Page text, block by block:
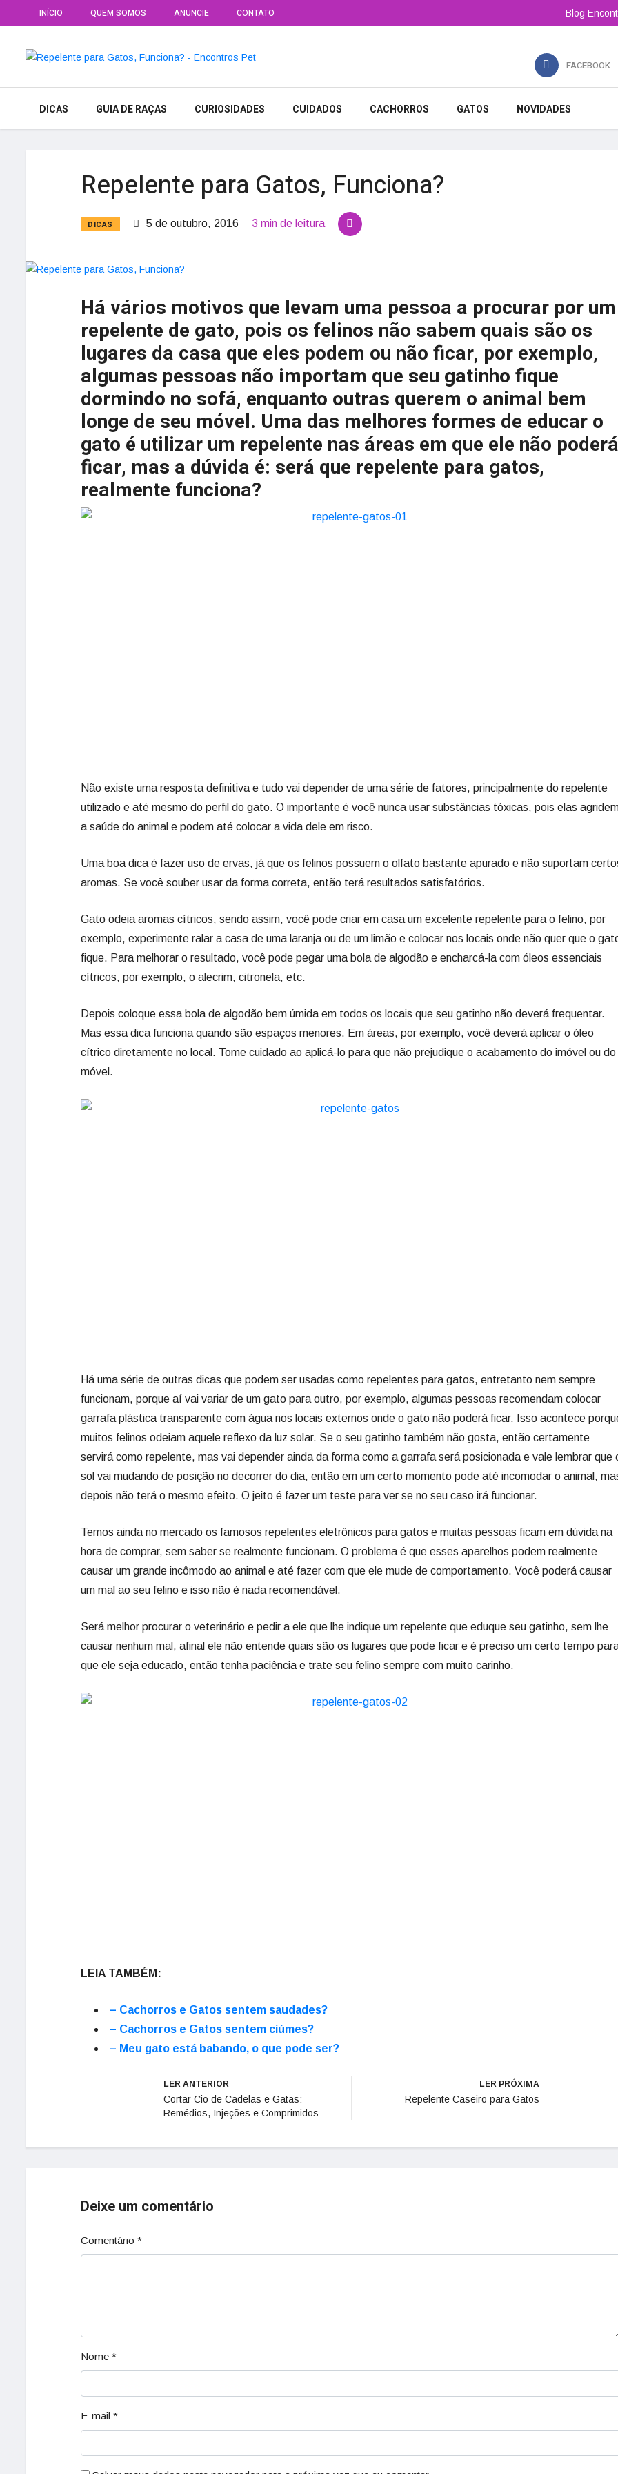
INÍCIO QUEM SOMOS ANUNCIE CONTATO Blog
FACEBOOK
DICAS GUIA DE RAÇAS CURIOSIDADES CUIDADOS CACHORROS GATOS NOVIDADES
Repelente para Gatos, Funciona?
DICAS 5 de outubro, 2016 3 min de leitura
Há vários motivos que levam uma pessoa a procurar por um
repelente de gato, pois os felinos não sabem quais são os
lugares da casa que eles podem ou não ficar, por exemplo,
algumas pessoas não importam que seu gatinho fique
dormindo no sofá, enquanto outras querem o animal bem
longe de seu móvel. Uma das melhores formes de educar o
gato é utilizar um repelente nas áreas em que ele não poderá
ficar, mas a dúvida é: será que repelente para gatos,
realmente funciona?
Não existe uma resposta definitiva e tudo vai depender de uma série de fatores, principalmente do repelente
utilizado e até mesmo do perfil do gato. O importante é você nunca usar substâncias tóxicas, pois elas
a saúde do animal e podem até colocar a vida dele em risco.
Uma boa dica é fazer uso de ervas, já que os felinos possuem o olfato bastante apurado e não suportam
aromas. Se você souber usar da forma correta, então terá resultados satisfatórios.
Gato odeia aromas cítricos, sendo assim, você pode criar em casa um excelente repelente para o felino, por
exemplo, experimente ralar a casa de uma laranja ou de um limão e colocar nos locais onde não quer que o
fique. Para melhorar o resultado, você pode pegar uma bola de algodão e encharcá-la com óleos essenciais
cítricos, por exemplo, o alecrim, citronela, etc.
Depois coloque essa bola de algodão bem úmida em todos os locais que seu gatinho não deverá frequentar.
Mas essa dica funciona quando são espaços menores. Em áreas, por exemplo, você deverá aplicar o óleo
cítrico diretamente no local. Tome cuidado ao aplicá-lo para que não prejudique o acabamento do imóvel ou do
móvel.
Há uma série de outras dicas que podem ser usadas como repelentes para gatos, entretanto nem sempre
funcionam, porque aí vai variar de um gato para outro, por exemplo, algumas pessoas recomendam colocar
garrafa plástica transparente com água nos locais externos onde o gato não poderá ficar. Isso acontece
muitos felinos odeiam aquele reflexo da luz solar. Se o seu gatinho também não gosta, então certamente
servirá como repelente, mas vai depender ainda da forma como a garrafa será posicionada e vale lembrar que
sol vai mudando de posição no decorrer do dia, então em um certo momento pode até incomodar o animal,
depois não terá o mesmo efeito. O jeito é fazer um teste para ver se no seu caso irá funcionar.
Temos ainda no mercado os famosos repelentes eletrônicos para gatos e muitas pessoas ficam em dúvida na
hora de comprar, sem saber se realmente funcionam. O problema é que esses aparelhos podem realmente
causar um grande incômodo ao animal e até fazer com que ele mude de comportamento. Você poderá causar
um mal ao seu felino e isso não é nada recomendável.
Será melhor procurar o veterinário e pedir a ele que lhe indique um repelente que eduque seu gatinho, sem lhe
causar nenhum mal, afinal ele não entende quais são os lugares que pode ficar e é preciso um certo tempo
que ele seja educado, então tenha paciência e trate seu felino sempre com muito carinho.
LEIA TAMBÉM:
– Cachorros e Gatos sentem saudades?
– Cachorros e Gatos sentem ciúmes?
– Meu gato está babando, o que pode ser?
LER ANTERIOR
Cortar Cio de Cadelas e Gatas:
Remédios, Injeções e Comprimidos
LER PRÓXIMA
Repelente Caseiro para Gatos
Deixe um comentário
Comentário *
Nome *
E-mail *